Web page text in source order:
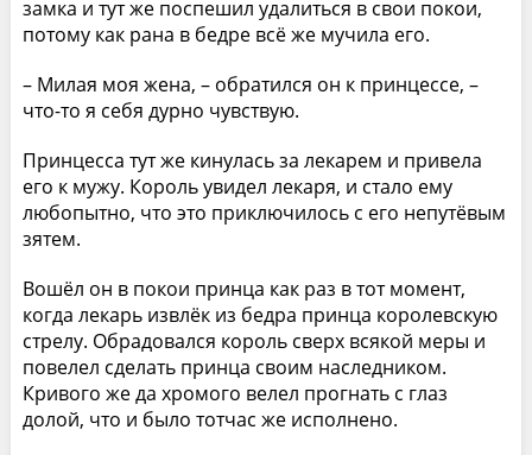
замка и тут же поспешил удалиться в свои покои,
потому как рана в бедре всё же мучила его.
– Милая моя жена, – обратился он к принцессе, –
что-то я себя дурно чувствую.
Принцесса тут же кинулась за лекарем и привела
его к мужу. Король увидел лекаря, и стало ему
любопытно, что это приключилось с его непутёвым
зятем.
Вошёл он в покои принца как раз в тот момент,
когда лекарь извлёк из бедра принца королевскую
стрелу. Обрадовался король сверх всякой меры и
повелел сделать принца своим наследником.
Кривого же да хромого велел прогнать с глаз
долой, что и было тотчас же исполнено.